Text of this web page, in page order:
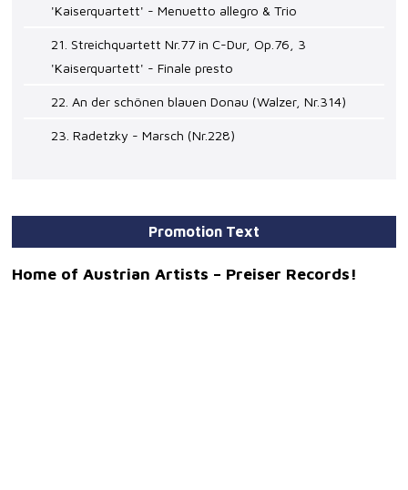
'Kaiserquartett' - Menuetto allegro & Trio
21. Streichquartett Nr.77 in C-Dur, Op.76, 3
'Kaiserquartett' - Finale presto
22. An der schönen blauen Donau (Walzer, Nr.314)
23. Radetzky - Marsch (Nr.228)
Promotion Text
Home of Austrian Artists – Preiser Records!